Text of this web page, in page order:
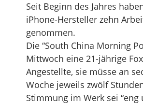
Seit Beginn des Jahres
iPhone-Hersteller zehn
genommen.
Die “South China Morning
Mittwoch eine 21-jährige
Angestellte, sie müsse an
Woche jeweils zwölf
Stimmung im Werk sei “eng